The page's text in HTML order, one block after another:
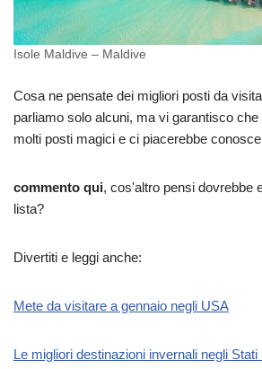
Isole Maldive – Maldive
Cosa ne pensate dei migliori posti da
parliamo solo alcuni, ma vi garantisco
molti posti magici e ci piacerebbe
commento qui, cos'altro pensi dovrebbe
lista?
Divertiti e leggi anche:
Mete da visitare a gennaio negli USA
Le migliori destinazioni invernali negli Stati